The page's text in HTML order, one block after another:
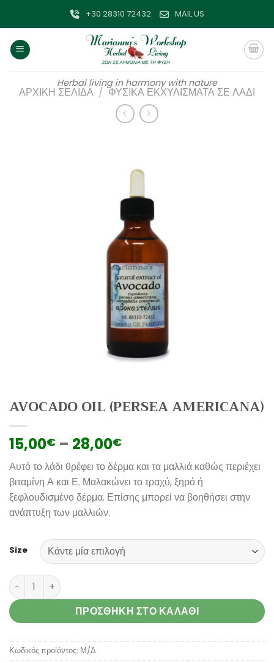
περιεχόμενο
+30 28310 72432 MAIL US
Herbal living in harmony with nature
ΑΡΧΙΚΉ ΣΕΛΊΔΑ / ΦΥΣΙΚΆ ΕΚΧΥΛΊΣΜΑΤΑ ΣΕ ΛΆΔΙ
AVOCADO OIL (PERSEA AMERICANA)
15,00€ – 28,00€
Αυτό το λάδι θρέφει το δέρμα και τα μαλλιά καθώς περιέχει
βιταμίνη Α και Ε. Μαλακώνει το τραχύ, ξηρό ή
ξεφλουδισμένο δέρμα. Επίσης μπορεί να βοηθήσει στην
ανάπτυξη των μαλλιών.
Size
Avocado oil (Persea Americana) ποσότητα
ΠΡΟΣΘΉΚΗ ΣΤΟ ΚΑΛΆΘΙ
Κωδικός προϊόντος: Μ/Δ